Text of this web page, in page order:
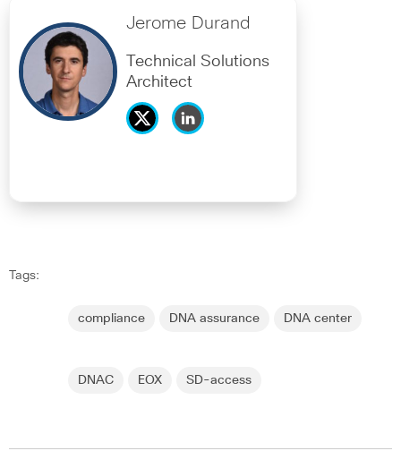
Jerome Durand
Technical Solutions
Architect
Tags:
compliance DNA assurance DNA center
DNAC EOX SD-access